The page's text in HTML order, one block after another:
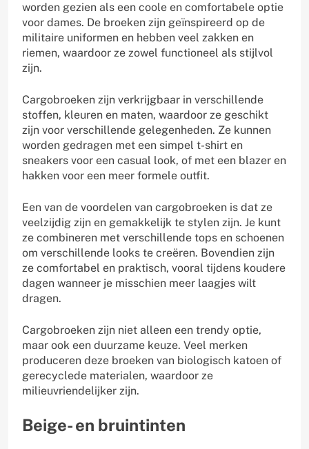
worden gezien als een coole en comfortabele optie
voor dames. De broeken zijn geïnspireerd op de
militaire uniformen en hebben veel zakken en
riemen, waardoor ze zowel functioneel als stijlvol
zijn.
Cargobroeken zijn verkrijgbaar in verschillende
stoffen, kleuren en maten, waardoor ze geschikt
zijn voor verschillende gelegenheden. Ze kunnen
worden gedragen met een simpel t-shirt en
sneakers voor een casual look, of met een blazer en
hakken voor een meer formele outfit.
Een van de voordelen van cargobroeken is dat ze
veelzijdig zijn en gemakkelijk te stylen zijn. Je kunt
ze combineren met verschillende tops en schoenen
om verschillende looks te creëren. Bovendien zijn
ze comfortabel en praktisch, vooral tijdens koudere
dagen wanneer je misschien meer laagjes wilt
dragen.
Cargobroeken zijn niet alleen een trendy optie,
maar ook een duurzame keuze. Veel merken
produceren deze broeken van biologisch katoen of
gerecyclede materialen, waardoor ze
milieuvriendelijker zijn.
Beige- en bruintinten